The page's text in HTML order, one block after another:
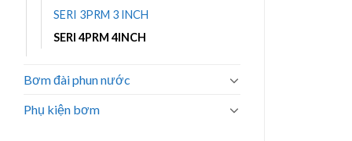
SERI 3PRM 3 INCH
SERI 4PRM 4INCH
Bơm đài phun nước
Phụ kiện bơm